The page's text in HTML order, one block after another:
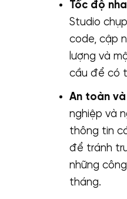
Tốc độ
Studio
code, cập
lượng và
cầu để có
An toàn
nghiệp và
thông tin
để tránh
những
tháng.